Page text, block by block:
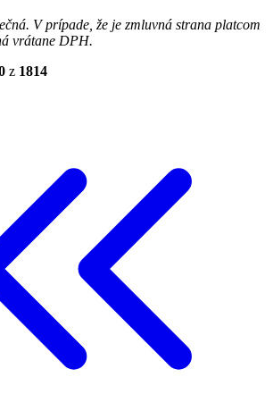
V prípade, že je zmluvná strana platcom
vrátane DPH.
z 1814